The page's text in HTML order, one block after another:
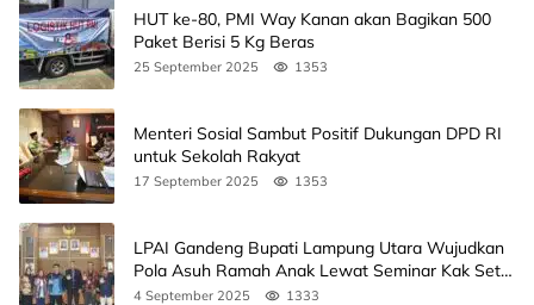
HUT ke-80, PMI Way Kanan akan Bagikan 500
Paket Berisi 5 Kg Beras
25 September 2025 1353
Menteri Sosial Sambut Positif Dukungan DPD RI
untuk Sekolah Rakyat
17 September 2025 1353
LPAI Gandeng Bupati Lampung Utara Wujudkan
Pola Asuh Ramah Anak Lewat Seminar Kak Seto,
Ini Jadwalnya
4 September 2025 1333